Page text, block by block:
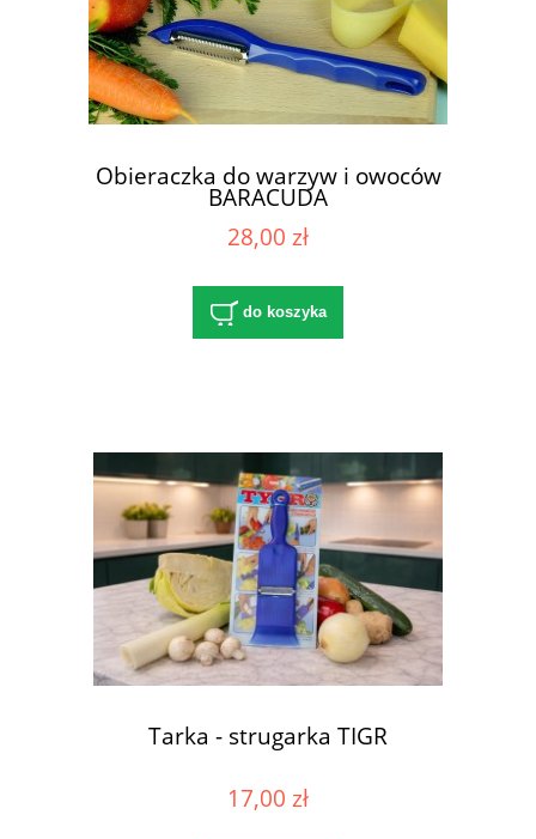
Obieraczka do warzyw i owoców
BARACUDA
28,00 zł
do koszyka
Tarka - strugarka TIGR
17,00 zł